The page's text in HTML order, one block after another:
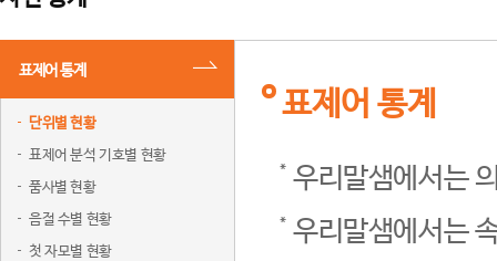
표제어 통계
단위별 현황
표제어 분석 기호별 현황
품사별 현황
음절 수별 현황
첫 자모별 현황
표제어 통계
우리말샘에서는
우리말샘에서는